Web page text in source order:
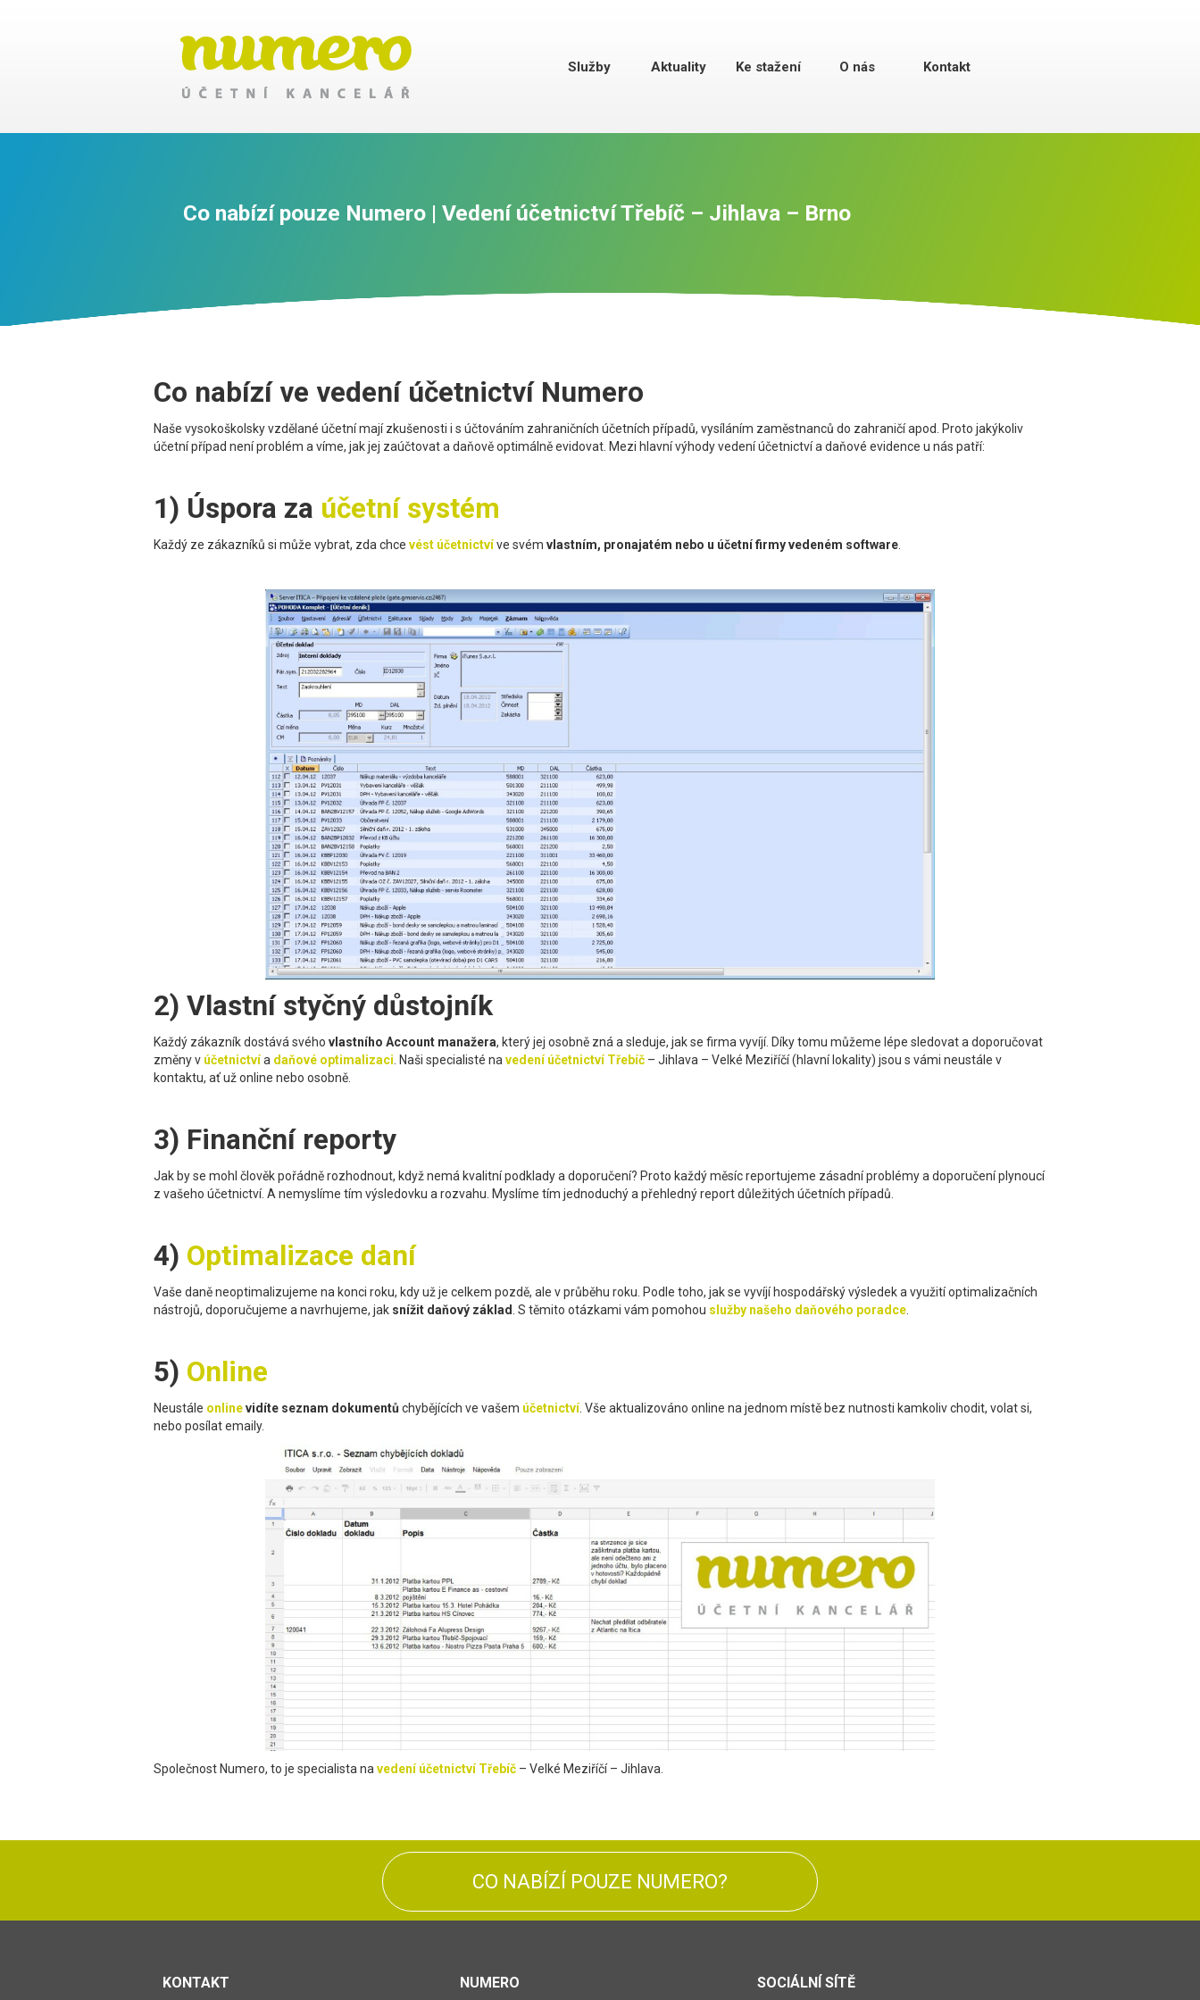
Služby Aktuality Ke stažení O nás Kontakt
Co nabízí pouze Numero | Vedení účetnictví Třebíč – Jihlava – Brno
Co nabízí ve vedení účetnictví Numero
Naše vysokoškolsky vzdělané účetní mají zkušenosti i s účtováním zahraničních účetních případů, vysíláním zaměstnanců do zahraničí apod. Proto jakýkoliv
účetní případ není problém a víme, jak jej zaúčtovat a daňově optimálně evidovat. Mezi hlavní výhody vedení účetnictví a daňové evidence u nás patří:
1) Úspora za účetní systém
Každý ze zákazníků si může vybrat, zda chce vést účetnictvíve svém vlastním, pronajatém nebo u účetní firmy vedeném software
2) Vlastní styčný důstojník
Každý zákazník dostává svého vlastního Account manažera, který jej osobně zná a sleduje, jak se firma vyvíjí. Díky tomu můžeme lépe sledovat a doporučovat
změny v účetnictvía daňové optimalizaci. Naši specialisté navedení účetnictví Třebíč – Jihlava – Velké Meziříčí (hlavní lokality) jsou s vámi neustále v
kontaktu, ať už online nebo osobně.
3) Finanční reporty
Jak by se mohl člověk pořádně rozhodnout, když nemá kvalitní podklady a doporučení? Proto každý měsíc reportujeme zásadní problémy a doporučení plynoucí
z vašeho účetnictví. A nemyslíme tím výsledovku a rozvahu. Myslíme tím jednoduchý a přehledný report důležitých účetních případů.
4) Optimalizace daní
Vaše daně neoptimalizujeme na konci roku, kdy už je celkem pozdě, ale v průběhu roku. Podle toho, jak se vyvíjí hospodářský výsledek a využití optimalizačních
nástrojů, doporučujeme a navrhujeme, jak snížit daňový základ. S těmito otázkami vám pomohou služby našeho daňového poradce.
5) Online
Neustále onlinevidíte seznam dokumentů chybějících ve vašem účetnictví. Vše aktualizováno online na jednom místě bez nutnosti kamkoliv chodit, volat si,
nebo posílat emaily.
Společnost Numero, to je specialista na vedení účetnictví Třebíč – Velké Meziříčí – Jihlava.
CO NABÍZÍ POUZE NUMERO?
KONTAKT NUMERO SOCIÁLNÍ SÍTĚ